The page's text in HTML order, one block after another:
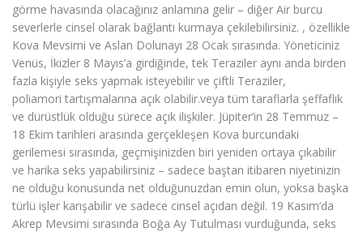
görme havasında olacağınız anlamına gelir – diğer Air burcu
severlerle cinsel olarak bağlantı kurmaya çekilebilirsiniz. , özellikle
Kova Mevsimi ve Aslan Dolunayı 28 Ocak sırasında. Yöneticiniz
Venüs, İkizler 8 Mayıs’a girdiğinde, tek Teraziler aynı anda birden
fazla kişiyle seks yapmak isteyebilir ve çiftli Teraziler,
poliamori tartışmalarına açık olabilir.veya tüm taraflarla şeffaflık
ve dürüstlük olduğu sürece açık ilişkiler. Jüpiter’in 28 Temmuz –
18 Ekim tarihleri ​​arasında gerçekleşen Kova burcundaki
gerilemesi sırasında, geçmişinizden biri yeniden ortaya çıkabilir
ve harika seks yapabilirsiniz – sadece baştan itibaren niyetinizin
ne olduğu konusunda net olduğunuzdan emin olun, yoksa başka
türlü işler karışabilir ve sadece cinsel açıdan değil. 19 Kasım’da
Akrep Mevsimi sırasında Boğa Ay Tutulması vurduğunda, seks